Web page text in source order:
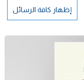
إظهار كافة الرسائل